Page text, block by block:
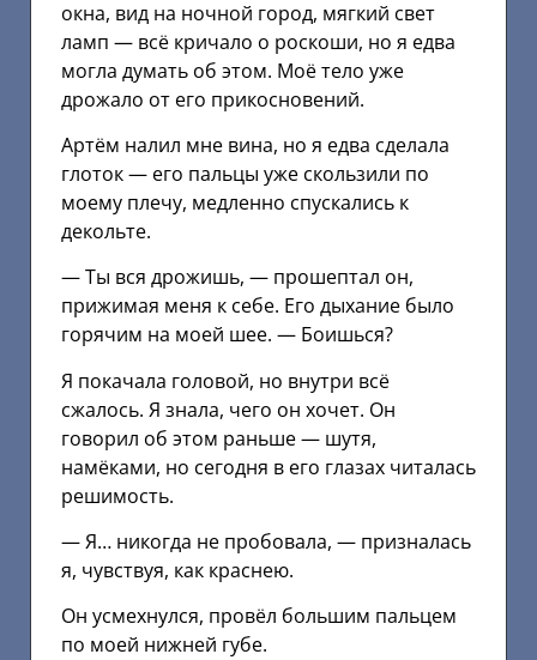
окна, вид на ночной город, мягкий свет
ламп — всё кричало о роскоши, но я едва
могла думать об этом. Моё тело уже
дрожало от его прикосновений.
Артём налил мне вина, но я едва сделала
глоток — его пальцы уже скользили по
моему плечу, медленно спускались к
декольте.
— Ты вся дрожишь, — прошептал он,
прижимая меня к себе. Его дыхание было
горячим на моей шее. — Боишься?
Я покачала головой, но внутри всё
сжалось. Я знала, чего он хочет. Он
говорил об этом раньше — шутя,
намёками, но сегодня в его глазах читалась
решимость.
— Я… никогда не пробовала, — призналась
я, чувствуя, как краснею.
Он усмехнулся, провёл большим пальцем
по моей нижней губе.